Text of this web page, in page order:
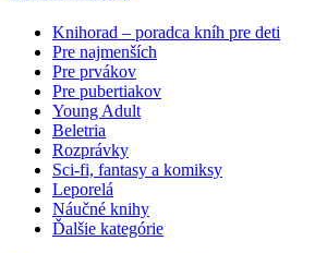
Knihorad – poradca kníh pre deti
Pre najmenších
Pre prvákov
Pre pubertiakov
Young Adult
Beletria
Rozprávky
Sci-fi, fantasy a komiksy
Leporelá
Náučné knihy
Ďalšie kategórie